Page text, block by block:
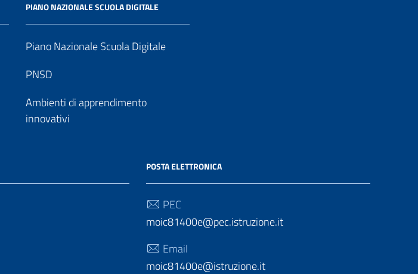
PIANO NAZIONALE SCUOLA DIGITALE
Piano Nazionale Scuola Digitale
PNSD
Ambienti di apprendimento
innovativi
POSTA ELETTRONICA
PEC
moic81400e@pec.istruzione.it
Email
moic81400e@istruzione.it